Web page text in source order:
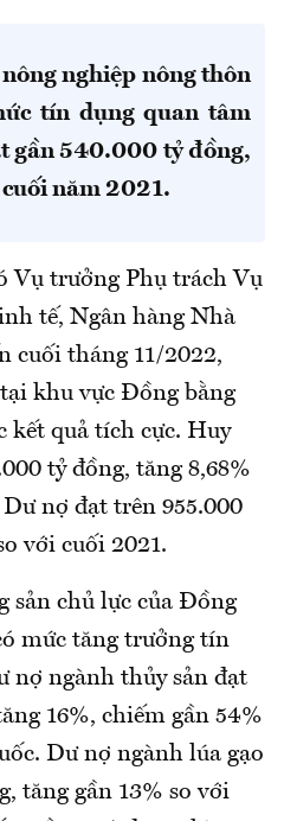
nghiệp nông thôn
tín dụng quan tâm
gần 540.000 tỷ đồng,
cuối năm 2021.
Vụ trưởng Phụ trách Vụ
tế, Ngân hàng Nhà
cuối tháng 11/2022,
khu vực Đồng bằng
kết quả tích cực. Huy
tỷ đồng, tăng 8,68%
nợ đạt trên 955.000
với cuối 2021.
sản chủ lực của Đồng
mức tăng trưởng tín
nợ ngành thủy sản đạt
16%, chiếm gần 54%
Dư nợ ngành lúa gạo
tăng gần 13% so với